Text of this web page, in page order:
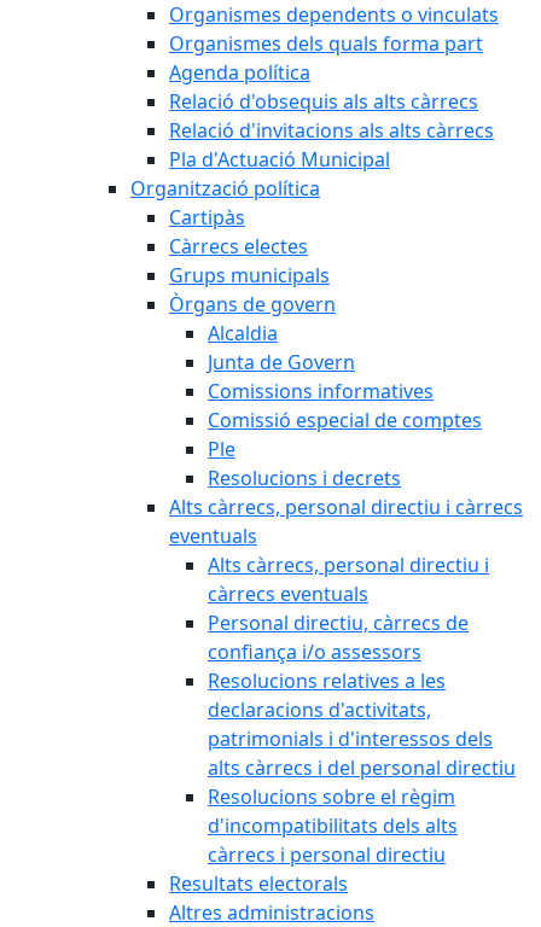
Organismes dependents o vinculats
Organismes dels quals forma part
Agenda política
Relació d'obsequis als alts càrrecs
Relació d'invitacions als alts càrrecs
Pla d'Actuació Municipal
Organització política
Cartipàs
Càrrecs electes
Grups municipals
Òrgans de govern
Alcaldia
Junta de Govern
Comissions informatives
Comissió especial de comptes
Ple
Resolucions i decrets
Alts càrrecs, personal directiu i càrrecs
eventuals
Alts càrrecs, personal directiu i
càrrecs eventuals
Personal directiu, càrrecs de
confiança i/o assessors
Resolucions relatives a les
declaracions d'activitats,
patrimonials i d'interessos dels
alts càrrecs i del personal directiu
Resolucions sobre el règim
d'incompatibilitats dels alts
càrrecs i personal directiu
Resultats electorals
Altres administracions